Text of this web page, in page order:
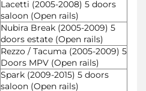
Lacetti (2005-2008) 5 doors
saloon (Open rails)
Nubira Break (2005-2009) 5
doors estate (Open rails)
Rezzo / Tacuma (2005-2009) 5
Doors MPV (Open rails)
Spark (2009-2015) 5 doors
saloon (Open rails)